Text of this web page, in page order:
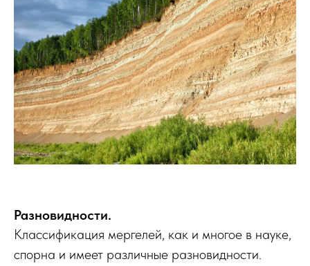
Разновидности.
Классификация мергелей, как и многое в науке,
спорна и имеет различные разновидности.